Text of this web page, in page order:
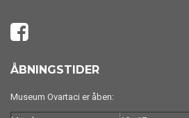
ÅBNINGSTIDER
Museum Ovartaci er åben: